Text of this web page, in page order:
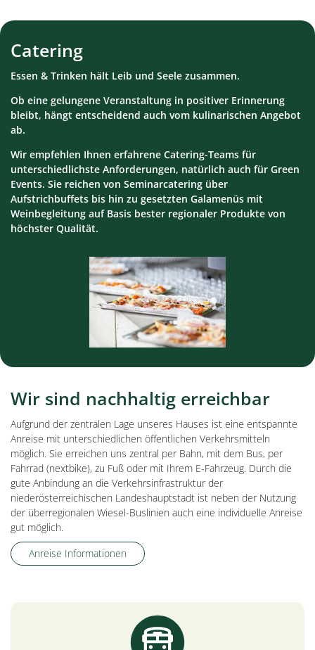
Catering
Essen & Trinken hält Leib und Seele zusammen.
Ob eine gelungene Veranstaltung in positiver Erinnerung
bleibt, hängt entscheidend auch vom kulinarischen Angebot
ab.
Wir empfehlen Ihnen erfahrene Catering-Teams für
unterschiedlichste Anforderungen, natürlich auch für Green
Events. Sie reichen von Seminarcatering über
Aufstrichbuffets bis hin zu gesetzten Galamenüs mit
Weinbegleitung auf Basis bester regionaler Produkte von
höchster Qualität.
Wir sind nachhaltig erreichbar
Aufgrund der zentralen Lage unseres Hauses ist eine entspannte
Anreise mit unterschiedlichen öffentlichen Verkehrsmitteln
möglich. Sie erreichen uns zentral per Bahn, mit dem Bus, per
Fahrrad (nextbike), zu Fuß oder mit Ihrem E-Fahrzeug. Durch die
gute Anbindung an die Verkehrsinfrastruktur der
niederösterreichischen Landeshauptstadt ist neben der Nutzung
der überregionalen Wiesel-Buslinien auch eine individuelle Anreise
gut möglich.
Anreise Informationen